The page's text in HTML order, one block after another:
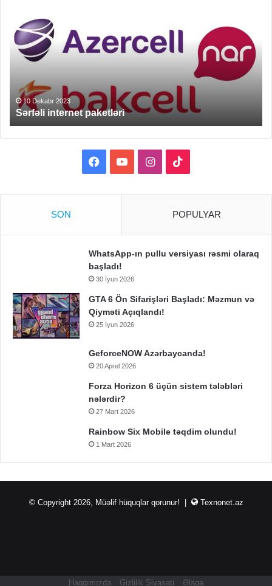
paketləri
10 Dekabr 2023
Sərfəli internet paketləri
Facebook
YouTubeInstagram
SON POPULYAR
WhatsApp-ın pullu versiyası rəsmi olaraq
başladı!
30 İyun 2026
GTA 6 Ön Sifarişləri Başladı: Məzmun və
Qiyməti Açıqlandı!
25 İyun 2026
GeforceNOW Azərbaycanda!
20 Aprel 2026
Forza Horizon 6 üçün sistem tələbləri
nələrdir?
27 Mart 2026
Rainbow Six Mobile təqdim olundu!
1 Mart 2026
© Copyright 2026, Müəlif hüquqlar qorunur! | Texnonet.az
Haqqımızda Gizlilik Siyasəti Əlaqə